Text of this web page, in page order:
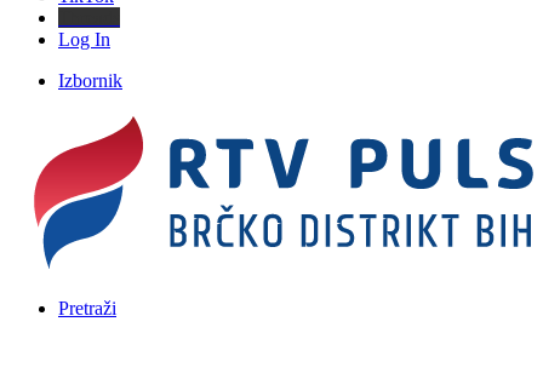
Log In
Izbornik
Pretraži